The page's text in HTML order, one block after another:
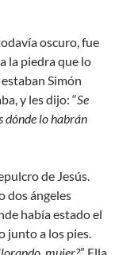
oscuro, fue
la piedra que lo
Simón
y les dijo: “Se
dónde lo habrán
de Jesús.
dos ángeles
había estado el
junto a los pies.